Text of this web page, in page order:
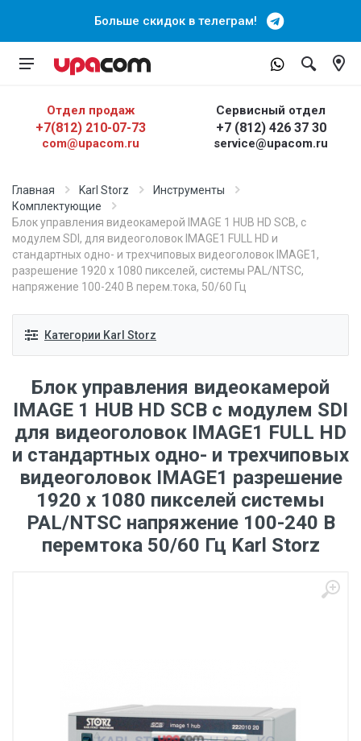
Больше скидок в телеграм!
Отдел продаж
+7(812) 210-07-73
com@upacom.ru
Сервисный отдел
+7 (812) 426 37 30
service@upacom.ru
Главная Karl Storz
Инструменты
Комплектующие
Блок управления видеокамерой IMAGE 1 HUB HD SCB, с
модулем SDI, для видеоголовок IMAGE1 FULL HD и
стандартных одно- и трехчиповых видеоголовок IMAGE1,
разрешение 1920 х 1080 пикселей, системы PAL/NTSC,
напряжение 100-240 В перем.тока, 50/60 Гц
Категории Karl Storz
Блок управления видеокамерой
IMAGE 1 HUB HD SCB с модулем SDI
для видеоголовок IMAGE1 FULL HD
и стандартных одно- и трехчиповых
видеоголовок IMAGE1 разрешение
1920 х 1080 пикселей системы
PAL/NTSC напряжение 100-240 В
перемтока 50/60 Гц Karl Storz